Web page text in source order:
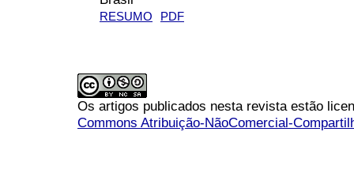
RESUMO PDF
Os artigos publicados nesta revista estão
Commons Atribuição-NãoComercial-